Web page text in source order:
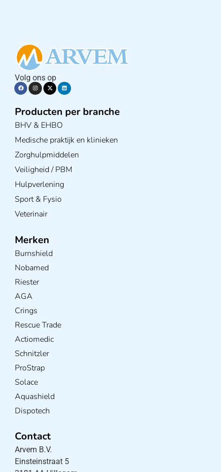
Volg ons op
Producten per branche
BHV & EHBO
Medische praktijk en klinieken
Zorghulpmiddelen
Veiligheid / PBM
Hulpverlening
Sport & Fysio
Veterinair
Merken
Burnshield
Nobamed
Riester
AGA
Crings
Rescue Trade
Actiomedic
Schnitzler
ProStrap
Solace
Aquashield
Dispotech
Contact
Arvem B.V.
Einsteinstraat 5